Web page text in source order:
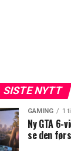
SISTE NYTT
GAMING 1
Ny GTA 6-
se den